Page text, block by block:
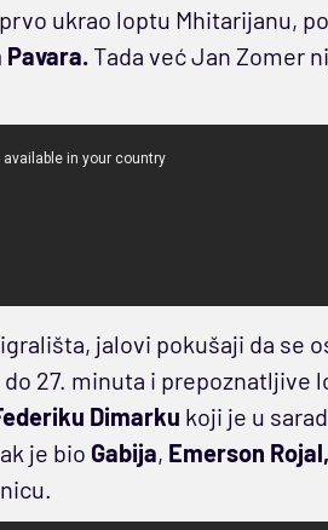
ukrao loptu Mhitarijanu,
Pavara.Tada već Jan Zomer
jalovi pokušaji da se
27. minuta i prepoznatljive
Dimarku koji je u
je bio Gabija, Emerson Rojal,